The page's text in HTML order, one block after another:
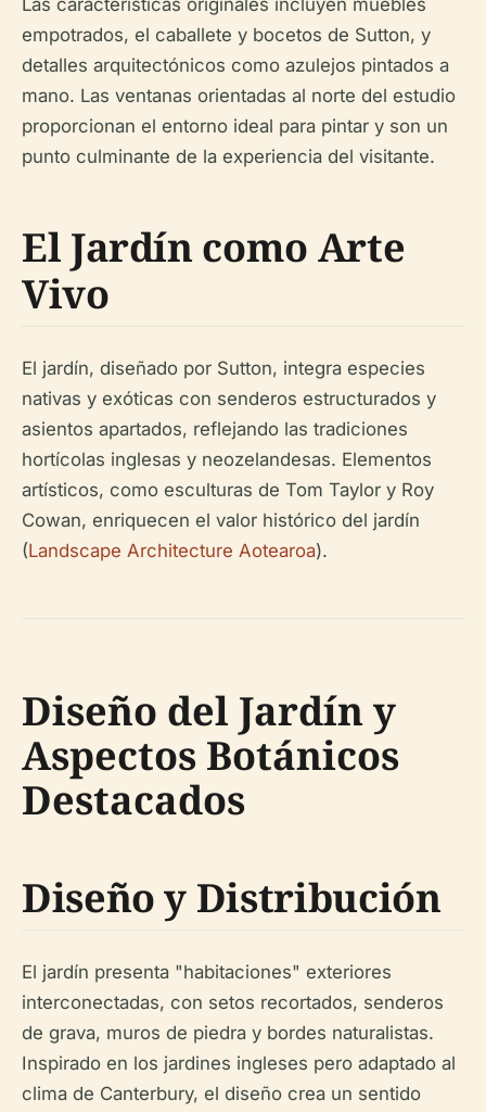
Las características originales incluyen muebles
empotrados, el caballete y bocetos de Sutton, y
detalles arquitectónicos como azulejos pintados a
mano. Las ventanas orientadas al norte del estudio
proporcionan el entorno ideal para pintar y son un
punto culminante de la experiencia del visitante.
El Jardín como Arte
Vivo
El jardín, diseñado por Sutton, integra especies
nativas y exóticas con senderos estructurados y
asientos apartados, reflejando las tradiciones
hortícolas inglesas y neozelandesas. Elementos
artísticos, como esculturas de Tom Taylor y Roy
Cowan, enriquecen el valor histórico del jardín
(Landscape Architecture Aotearoa).
Diseño del Jardín y
Aspectos Botánicos
Destacados
Diseño y Distribución
El jardín presenta "habitaciones" exteriores
interconectadas, con setos recortados, senderos
de grava, muros de piedra y bordes naturalistas.
Inspirado en los jardines ingleses pero adaptado al
clima de Canterbury, el diseño crea un sentido